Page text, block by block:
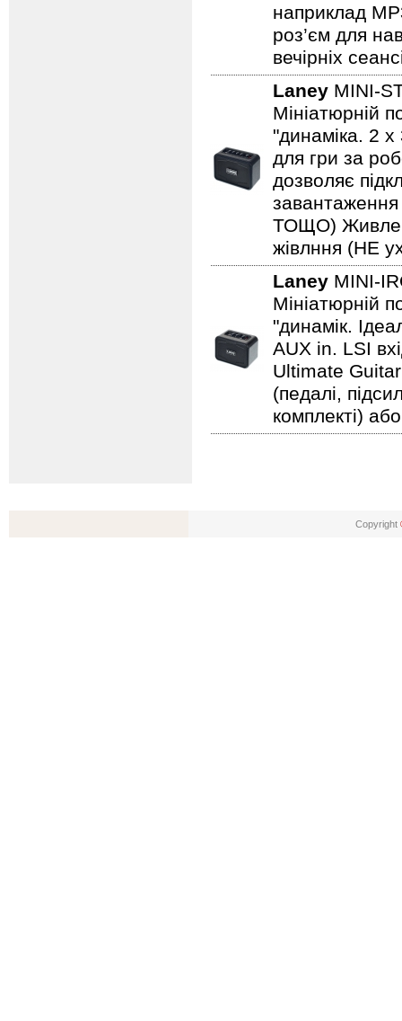
наприклад
роз’єм для
вечірніх
Laney MINI-
Мініатюрній
"динаміка. 2
для гри за
дозволяє
завантаження
ТОЩО)
жівлння (НЕ
Laney MINI-
Мініатюрній
"динамік.
AUX in. LSI
Ultimate Guitar
(педалі,
комплекті)
Copyright